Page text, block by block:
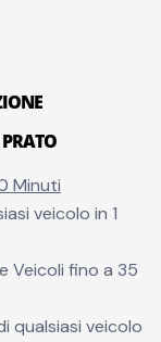
Minuti
veicolo in 1
Veicoli fino a 35
qualsiasi veicolo